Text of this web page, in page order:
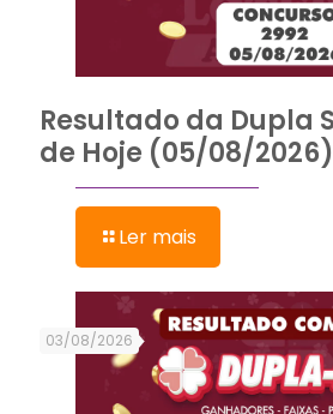
Resultado da Dupla
de Hoje (05/08/2026)
Ler mais
03/08/2026